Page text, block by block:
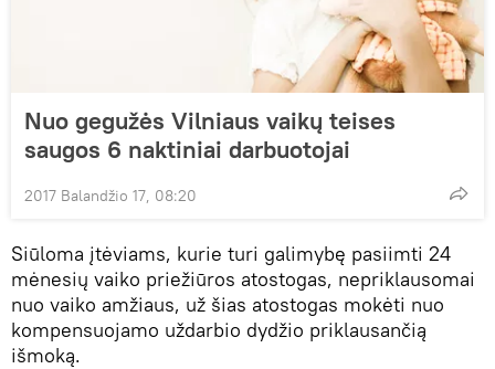
Nuo gegužės Vilniaus vaikų teises
saugos 6 naktiniai darbuotojai
2017 Balandžio 17, 08:20
Siūloma įtėviams, kurie turi galimybę pasiimti 24
mėnesių vaiko priežiūros atostogas, nepriklausomai
nuo vaiko amžiaus, už šias atostogas mokėti nuo
kompensuojamo uždarbio dydžio priklausančią
išmoką.